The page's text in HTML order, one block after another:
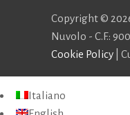
Copyright ©
Nuvolo - C.F.:
Cookie Policy |
Italiano